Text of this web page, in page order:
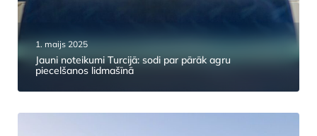
1. maijs 2025
Jauni noteikumi Turcijā: sodi par pārāk agru
piecelšanos lidmašīnā